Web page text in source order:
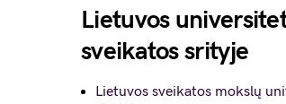
Lietuvos
sveikatos srityje
Lietuvos sveikatos mokslų